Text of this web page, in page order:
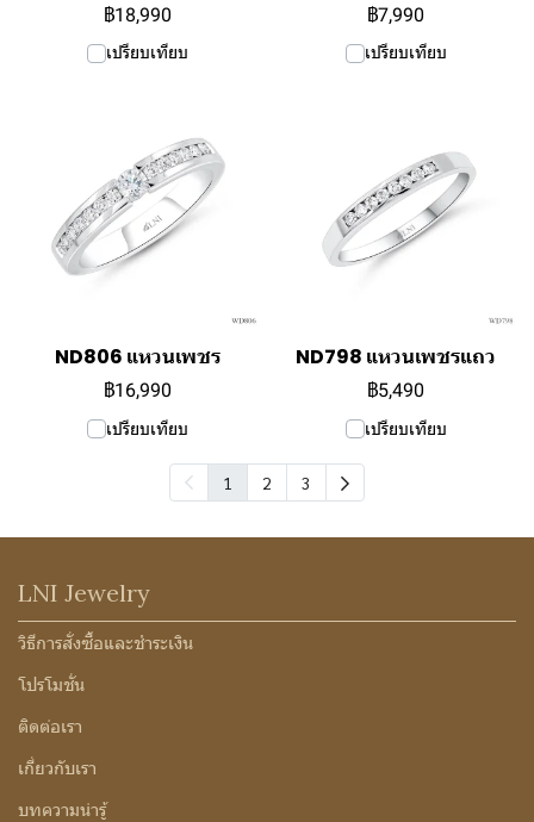
฿18,990
เปรียบเทียบ
฿7,990
เปรียบเทียบ
ND806 แหวนเพชร
฿16,990
เปรียบเทียบ
ND798 แหวนเพชรแถว
฿5,490
เปรียบเทียบ
1 2 3
LNI Jewelry
วิธีการสั่งซื้อและชำระเงิน
โปรโมชั่น
ติดต่อเรา
เกี่ยวกับเรา
บทความน่ารู้